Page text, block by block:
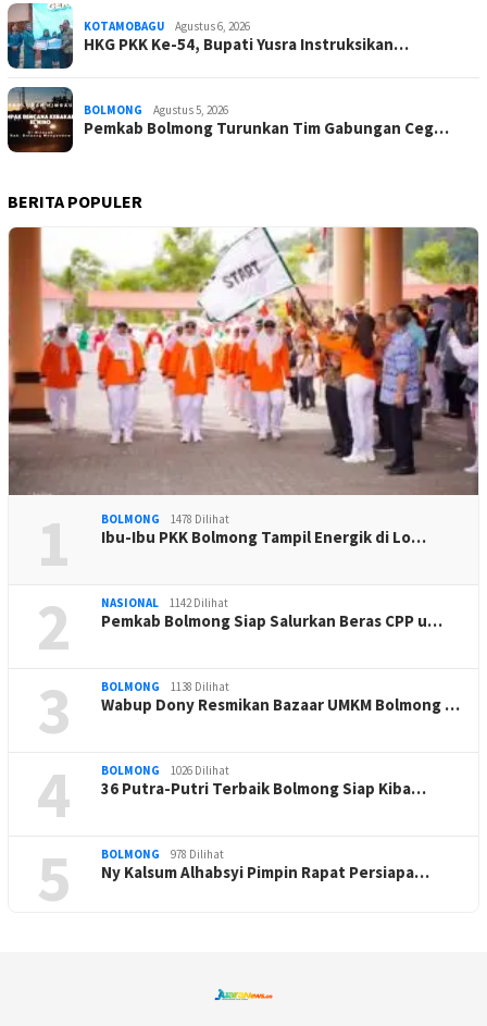
KOTAMOBAGU Agustus 6, 2026
HKG PKK Ke-54, Bupati Yusra Instruksikan…
BOLMONG Agustus 5, 2026
Pemkab Bolmong Turunkan Tim Gabungan Ceg…
BERITA POPULER
1 BOLMONG 1478 Dilihat
Ibu-Ibu PKK Bolmong Tampil Energik di Lo…
2 NASIONAL 1142 Dilihat
Pemkab Bolmong Siap Salurkan Beras CPP u…
3 BOLMONG 1138 Dilihat
Wabup Dony Resmikan Bazaar UMKM Bolmong …
4 BOLMONG 1026 Dilihat
36 Putra-Putri Terbaik Bolmong Siap Kiba…
5 BOLMONG 978 Dilihat
Ny Kalsum Alhabsyi Pimpin Rapat Persiapa…